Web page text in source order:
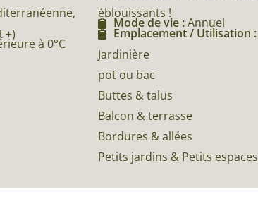
+)
à 0°C
éblouissants !
Mode de vie :Annuel
Emplacement / Utilisation :
Jardinière
pot ou bac
Buttes & talus
Balcon & terrasse
Bordures & allées
Petits jardins & Petits espaces